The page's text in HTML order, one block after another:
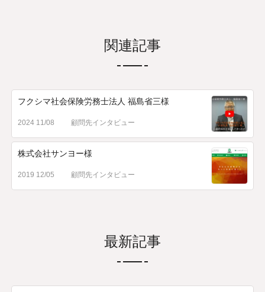
関連記事
フクシマ社会保険労務士法人 福島省三様
2024 11/08 顧問先インタビュー
株式会社サンヨー様
2019 12/05 顧問先インタビュー
最新記事